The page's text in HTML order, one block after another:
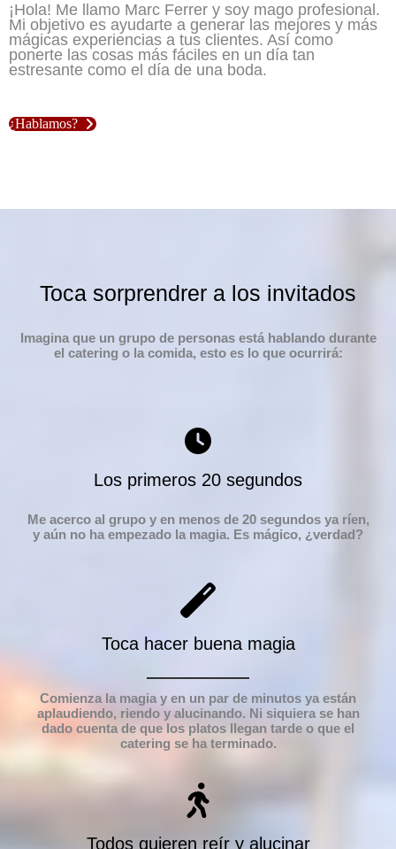
¡Hola! Me llamo Marc Ferrer y soy mago profesional.
Mi objetivo es ayudarte a generar las mejores y más
mágicas experiencias a tus clientes. Así como
ponerte las cosas más fáciles en un día tan
estresante como el día de una boda.
¿Hablamos?
Toca sorprendrer a los invitados
Imagina que un grupo de personas está hablando durante
el catering o la comida, esto es lo que ocurrirá:
Los primeros 20 segundos
Me acerco al grupo y en menos de 20 segundos ya ríen,
y aún no ha empezado la magia. Es mágico, ¿verdad?
Toca hacer buena magia
Comienza la magia y en un par de minutos ya están
aplaudiendo, riendo y alucinando. Ni siquiera se han
dado cuenta de que los platos llegan tarde o que el
catering se ha terminado.
Todos quieren reír y alucinar